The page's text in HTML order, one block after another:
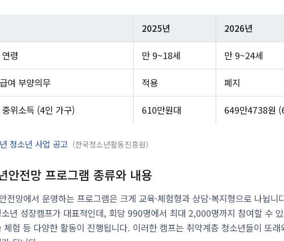
2025년 2026년
령 만 9~18세 만 9~24세
여 부양의무 적용 폐지
위소득 (4인 가구) 610만원대 649만4738원
청소년 사업 공고 한국청소년활동진흥원
안전망 프로그램 종류와 내용
전망에서 운영하는 프로그램은 크게 교육·체험형과 상담·복지형으로 나뉩니
년 성장캠프가 대표적인데, 회당 990명에서 최대 2,000명까지 참여할 수
체험 등 다양한 활동이 진행됩니다. 이러한 캠프는 취약계층 청소년들이 또